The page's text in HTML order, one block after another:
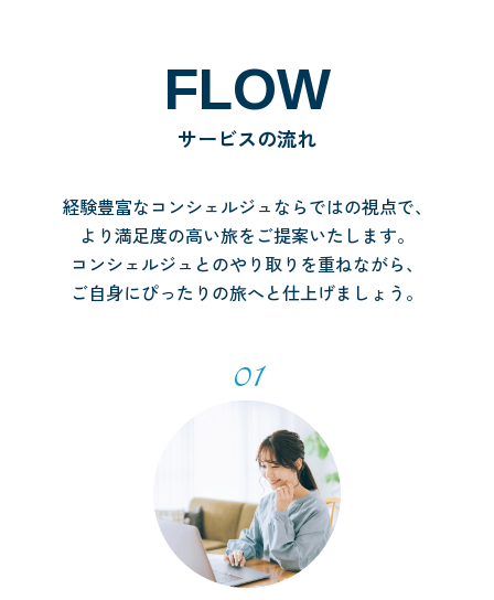
FLOW
サービスの流れ
経験豊富なコンシェルジュならではの視点で、
より満足度の高い旅をご提案いたします。
コンシェルジュとのやり取りを重ねながら、
ご自身にぴったりの旅へと仕上げましょう。
01